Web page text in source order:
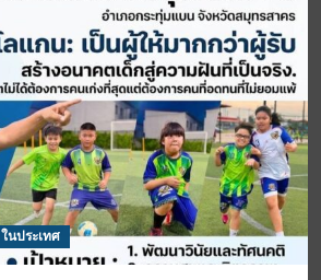
ในประเทศ